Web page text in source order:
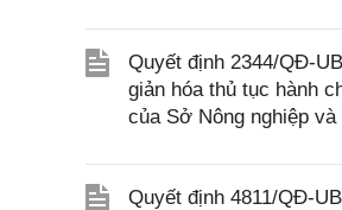
Quyết định 2344/QĐ-
giản hóa thủ tục hành
của Sở Nông nghiệp
Quyết định 4811/QĐ-